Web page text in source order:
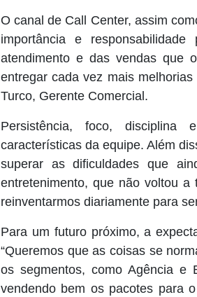
O canal de Call Center, assim
importância e
atendimento e das vendas que
entregar cada vez mais
Turco, Gerente Comercial.
Persistência, foco, disciplina
características da equipe. Além
superar as dificuldades que
entretenimento, que não voltou a
reinventarmos diariamente para
Para um futuro próximo, a
“Queremos que as coisas se
os segmentos, como Agência e
vendendo bem os pacotes para